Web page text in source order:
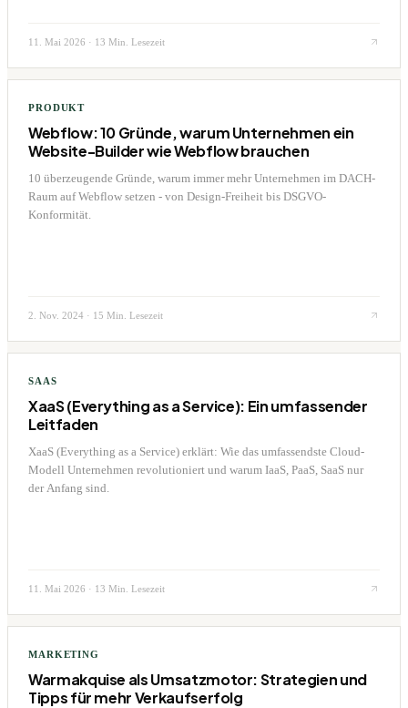
11. Mai 2026 · 13 Min. Lesezeit
PRODUKT
Webflow: 10 Gründe, warum Unternehmen ein
Website-Builder wie Webflow brauchen
10 überzeugende Gründe, warum immer mehr Unternehmen im DACH-
Raum auf Webflow setzen - von Design-Freiheit bis DSGVO-
Konformität.
2. Nov. 2024 · 15 Min. Lesezeit
SAAS
XaaS (Everything as a Service): Ein umfassender
Leitfaden
XaaS (Everything as a Service) erklärt: Wie das umfassendste Cloud-
Modell Unternehmen revolutioniert und warum IaaS, PaaS, SaaS nur
der Anfang sind.
11. Mai 2026 · 13 Min. Lesezeit
MARKETING
Warmakquise als Umsatzmotor: Strategien und
Tipps für mehr Verkaufserfolg